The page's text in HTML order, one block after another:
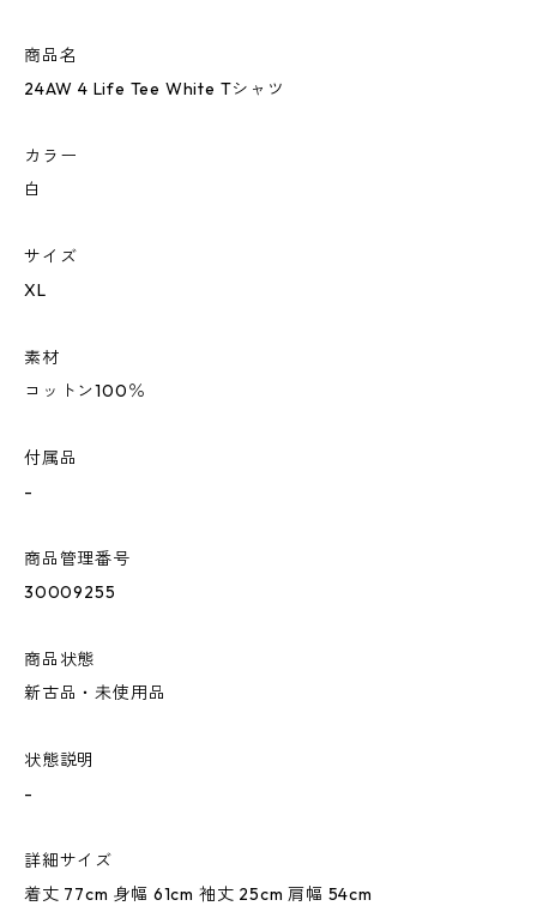
商品名
24AW 4 Life Tee White Tシャツ
カラー
白
サイズ
XL
素材
コットン100％
付属品
-
商品管理番号
30009255
商品状態
新古品・未使用品
状態説明
-
詳細サイズ
着丈 77cm 身幅 61cm 袖丈 25cm 肩幅 54cm